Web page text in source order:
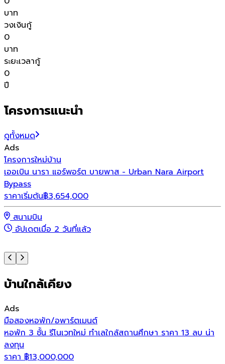
บาท
วงเงินกู้
0
บาท
ระยะเวลากู้
0
ปี
โครงการแนะนำ
ดูทั้งหมด
Ads
โครงการใหม่บ้าน
เออเบิน นารา แอร์พอร์ต บายพาส - Urban Nara Airport
Bypass
ราคาเริ่มต้น฿3,654,000
สนามบิน
อัปเดตเมื่อ 2 วันที่แล้ว
บ้านใกล้เคียง
Ads
มือสองหอพัก/อพาร์ตเมนต์
หอพัก 3 ชั้น รีโนเวทใหม่ ทำเลใกล้สถานศึกษา ราคา 13 ลบ น่า
ลงทุน
ราคา ฿13,000,000